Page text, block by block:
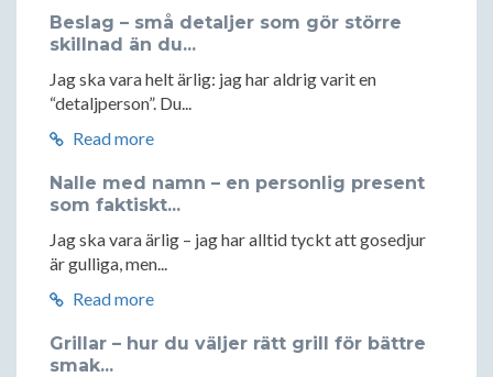
Beslag – små detaljer som gör större
skillnad än du...
Jag ska vara helt ärlig: jag har aldrig varit en
“detaljperson”. Du...
Read more
Nalle med namn – en personlig present
som faktiskt...
Jag ska vara ärlig – jag har alltid tyckt att gosedjur
är gulliga, men...
Read more
Grillar – hur du väljer rätt grill för bättre
smak...